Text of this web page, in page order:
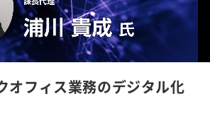
/
o
a
1
オフィス業務のデジタル化